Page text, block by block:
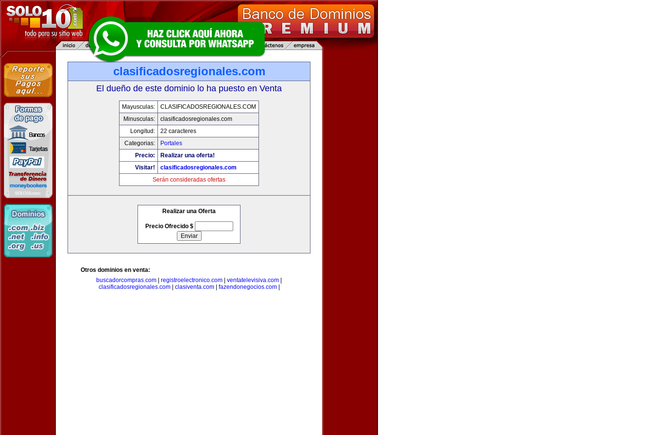
clasificadosregionales.com
El dueño de este dominio lo ha puesto en Venta
Mayusculas:
CLASIFICADOSREGIONALES.COM
Minusculas:
clasificadosregionales.com
Longitud:
22 caracteres
Categorias:
Portales
Precio:
Realizar una oferta!
Visitar!
clasificadosregionales.com
Serán consideradas ofertas
Realizar una Oferta
Precio Ofrecido $
Otros dominios en venta:
buscadorcompras.com
registroelectronico.com ventatelevisiva.com
clasificadosregionales.com| clasiventa.com| fazendonegocios.com|